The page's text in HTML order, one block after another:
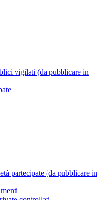
vigilati (da pubblicare in
partecipate (da pubblicare in